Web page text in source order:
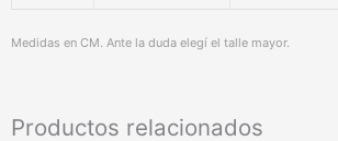
Medidas en CM. Ante la duda elegí el talle mayor.
Productos relacionados